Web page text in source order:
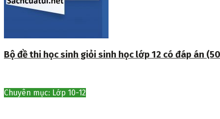
Bộ đề thi học sinh giỏi sinh học lớp 12 có đáp án
Chuyên mục: Lớp 10-12